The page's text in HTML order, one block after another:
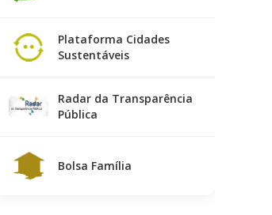
Plataforma Cidades
Sustentáveis
Radar da Transparência
Pública
Bolsa Família